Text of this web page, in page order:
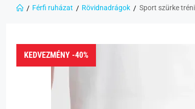
Férfi ruházat Rövidnadrágok Sport szürke
KEDVEZMÉNY -40%